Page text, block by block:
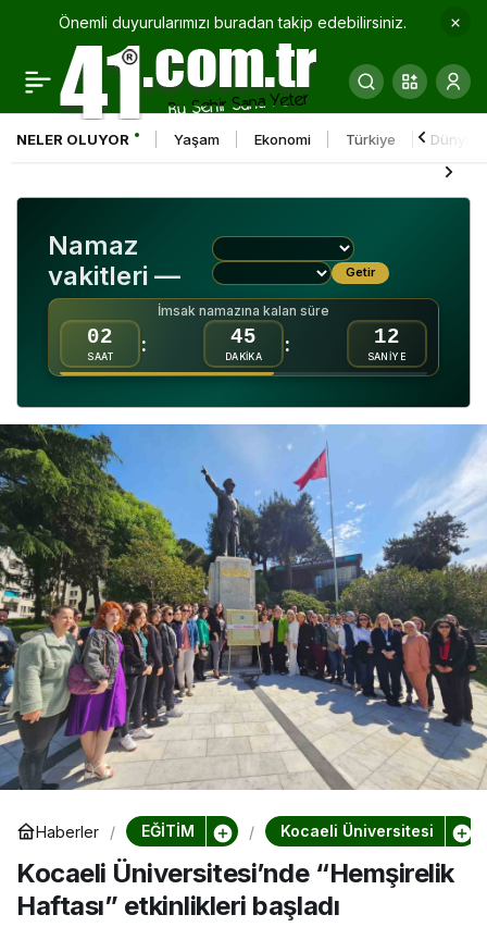
Önemli duyurularımızı buradan takip edebilirsiniz.
NELER OLUYOR Yaşam Ekonomi Türkiye Dünya
Namaz
vakitleri —
Getir
İmsak namazına kalan süre
02
SAAT
: 45
DAKİKA
: 11
SANİYE
Haberler EĞİTİM Kocaeli Üniversitesi
Kocaeli Üniversitesi’nde “Hemşirelik
Haftası” etkinlikleri başladı
Kocaeli Üniversitesi’nde
“Hemşirelik Haftası”
etkinlikleri başladı